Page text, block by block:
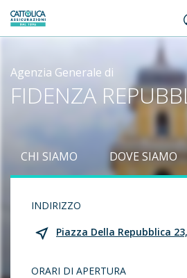
Generali logo
Agenzia Generale di
FIDENZA
CHI SIAMO DOVE SIAMO
INDIRIZZO
Piazza Della Repubblica
ORARI DI APERTURA